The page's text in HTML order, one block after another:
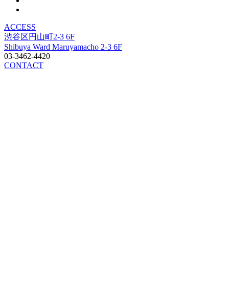
ACCESS
渋谷区円山町2-3 6F
Shibuya Ward Maruyamacho 2-3 6F
03-3462-4420
CONTACT